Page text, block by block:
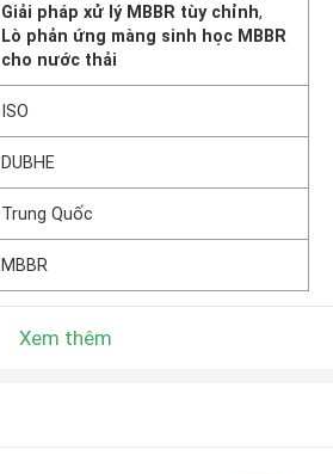
Giải pháp xử lý MBBR tùy chỉnh,
Lò phản ứng màng sinh học MBBR
cho nước thải
ISO
DUBHE
Trung Quốc
MBBR
Xem thêm